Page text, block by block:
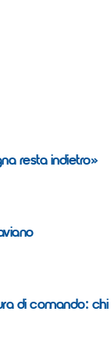
resta indietro»
di comando: chi